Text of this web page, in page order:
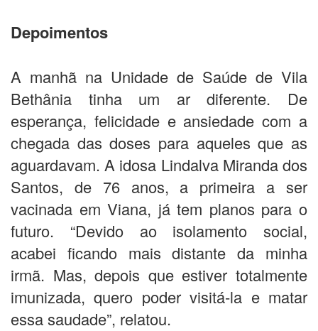
Depoimentos
A manhã na Unidade de Saúde de Vila
Bethânia tinha um ar diferente. De
esperança, felicidade e ansiedade com a
chegada das doses para aqueles que as
aguardavam. A idosa Lindalva Miranda dos
Santos, de 76 anos, a primeira a ser
vacinada em Viana, já tem planos para o
futuro. “Devido ao isolamento social,
acabei ficando mais distante da minha
irmã. Mas, depois que estiver totalmente
imunizada, quero poder visitá-la e matar
essa saudade”, relatou.